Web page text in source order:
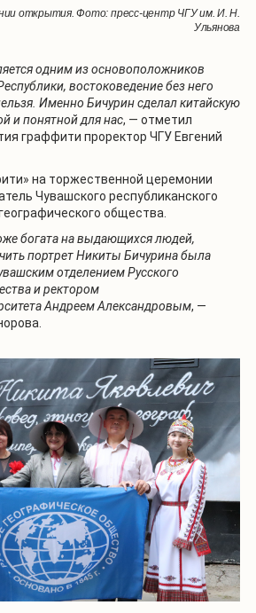
открытия. Фото: пресс-центр ЧГУ им. И. Н.
Ульянова
одним из основоположников
востоковедение без него
Именно Бичурин сделал китайскую
и понятной для нас, — отметил
граффити проректор ЧГУ Евгений
на торжественной церемонии
Чувашского республиканского
общества.
богата на выдающихся людей,
портрет Никиты Бичурина была
отделением Русского
и ректором
Андреем Александровым, —